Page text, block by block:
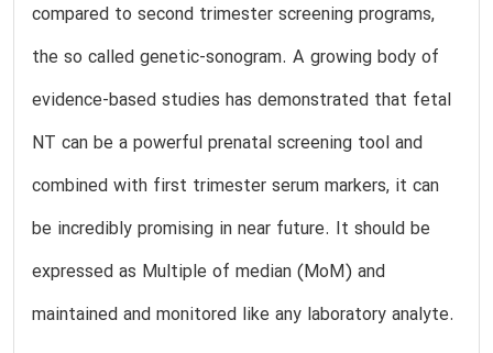
compared to second trimester screening programs,
the so called genetic-sonogram. A growing body of
evidence-based studies has demonstrated that fetal
NT can be a powerful prenatal screening tool and
combined with first trimester serum markers, it can
be incredibly promising in near future. It should be
expressed as Multiple of median (MoM) and
maintained and monitored like any laboratory analyte.